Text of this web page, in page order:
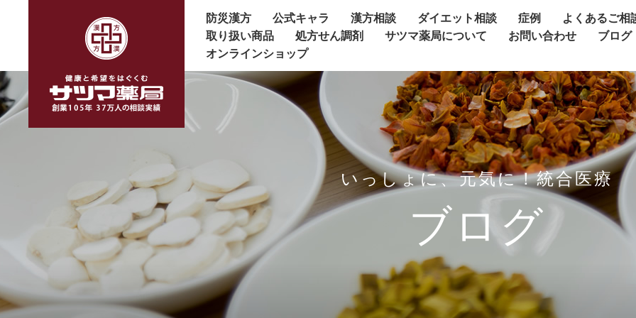
防災漢方 公式キャラ 漢方相談 ダイエット相談 症例
よくあるご相
取り扱い商品
処方せん調剤 サツマ薬局について お問い合わせ
ブログ
オンラインショップ
いっしょに、元気に！統合医療
ブログ